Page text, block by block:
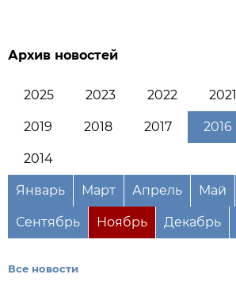
Архив новостей
2025 2023 2022 2021
2019 2018 2017 2016
2014
Январь Март Апрель Май
Сентябрь Ноябрь Декабрь
Все новости